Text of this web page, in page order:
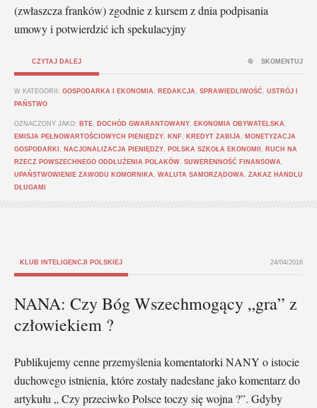
(zwłaszcza franków) zgodnie z kursem z dnia podpisania
umowy i potwierdzić ich spekulacyjny
CZYTAJ DALEJ
W KATEGORII: GOSPODARKA I EKONOMIA REDAKCJA SPRAWIEDLIWOŚĆ
USTRÓJ I
PAŃSTWO
OZNACZONY JAKO: BTE DOCHÓD GWARANTOWANY EKONOMIA OBYWATELSKA
EMISJA PEŁNOWARTOŚCIOWYCH PIENIĘDZY
KNF KREDYT ZABIJA
MONETYZACJA
GOSPODARKI
NACJONALIZACJA PIENIĘDZY POLSKA SZKOŁA EKONOMII
RUCH NA
RZECZ POWSZECHNEGO ODDŁUŻENIA POLAKÓW SUWERENNOŚĆ FINANSOWA
UPAŃSTWOWIENIE ZAWODU KOMORNIKA
WALUTA SAMORZĄDOWA
ZAKAZ HANDLU
DŁUGAMI
SKOMENTUJ
KLUB INTELIGENCJI POLSKIEJ 24/04/2016
NANA: Czy Bóg Wszechmogący „gra” z
człowiekiem ?
Publikujemy cenne przemyślenia komentatorki NANY o istocie
duchowego istnienia, które zostały nadesłane jako komentarz do
artykułu „ Czy przeciwko Polsce toczy się wojna ?”. Gdyby